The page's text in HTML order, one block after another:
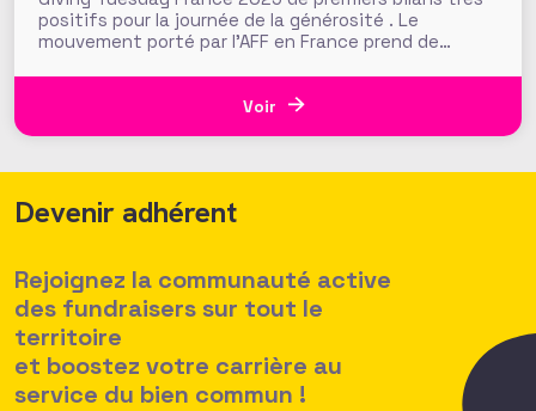
positifs pour la journée de la générosité . Le
mouvement porté par l'AFF en France prend de
Voir
Devenir adhérent
Rejoignez la communauté active
des fundraisers sur tout le
territoire
et boostez votre carrière au
service du bien commun !